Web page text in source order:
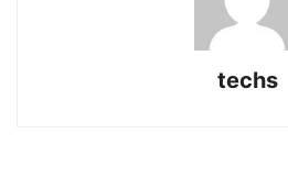
techs